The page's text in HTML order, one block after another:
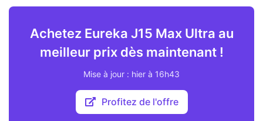
Achetez Eureka J15 Max Ultra au
meilleur prix dès maintenant !
Mise à jour : hier à 16h43
Profitez de l'offre